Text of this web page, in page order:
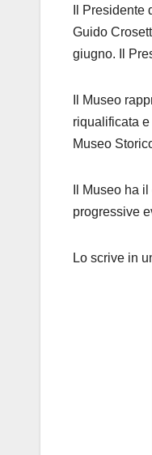
Il
Guido
giugno. Il
Il Museo
riqualificata
Museo
Il Museo ha
progressive
Lo scrive in